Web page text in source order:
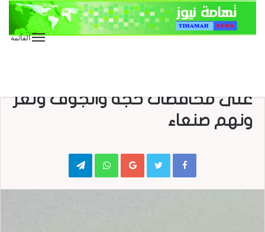
القائمة
على محافظات حجة والجوف وتعز
ونهم صنعاء
Google+
WhatsApp
Telegram